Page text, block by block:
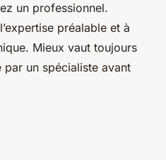
un professionnel.
préalable et à
Mieux vaut toujours
un spécialiste avant